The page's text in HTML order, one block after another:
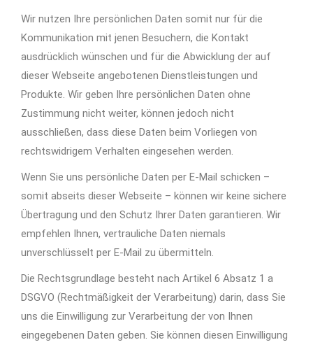
Wir nutzen Ihre persönlichen Daten somit nur für die
Kommunikation mit jenen Besuchern, die Kontakt
ausdrücklich wünschen und für die Abwicklung der auf
dieser Webseite angebotenen Dienstleistungen und
Produkte. Wir geben Ihre persönlichen Daten ohne
Zustimmung nicht weiter, können jedoch nicht
ausschließen, dass diese Daten beim Vorliegen von
rechtswidrigem Verhalten eingesehen werden.
Wenn Sie uns persönliche Daten per E-Mail schicken –
somit abseits dieser Webseite – können wir keine sichere
Übertragung und den Schutz Ihrer Daten garantieren. Wir
empfehlen Ihnen, vertrauliche Daten niemals
unverschlüsselt per E-Mail zu übermitteln.
Die Rechtsgrundlage besteht nach Artikel 6 Absatz 1 a
DSGVO (Rechtmäßigkeit der Verarbeitung) darin, dass Sie
uns die Einwilligung zur Verarbeitung der von Ihnen
eingegebenen Daten geben. Sie können diesen Einwilligung